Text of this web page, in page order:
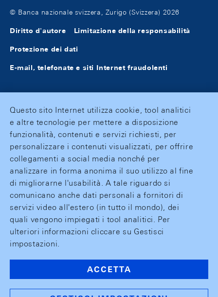
© Banca nazionale svizzera, Zurigo (Svizzera) 2026
Diritto d'autore Limitazione della responsabilità
Protezione dei dati
E-mail, telefonate e siti Internet fraudolenti
Questo sito Internet utilizza cookie, tool analitici
e altre tecnologie per mettere a disposizione
funzionalità, contenuti e servizi richiesti, per
personalizzare i contenuti visualizzati, per offrire
collegamenti a social media nonché per
analizzare in forma anonima il suo utilizzo al fine
di migliorarne l'usabilità. A tale riguardo si
comunicano anche dati personali a fornitori di
servizi video all'estero (in tutto il mondo), dei
quali vengono impiegati i tool analitici. Per
ulteriori informazioni cliccare su Gestisci
impostazioni.
ACCETTA